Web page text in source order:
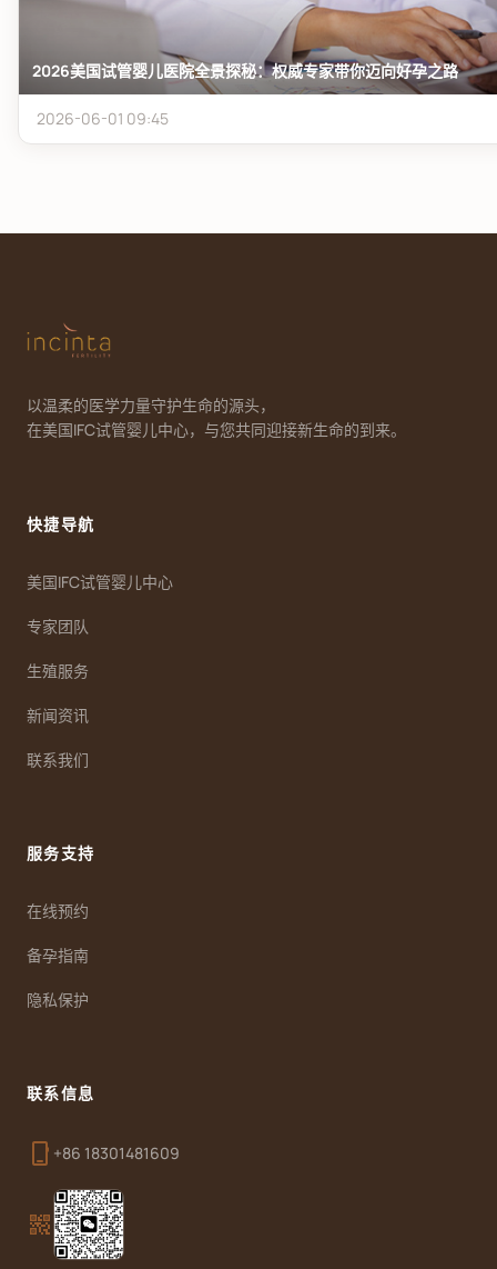
2026美国试管婴儿医院全景探秘：权威专家带你迈向好孕之路
2026-06-01 09:45
以温柔的医学力量守护生命的源头，
在美国IFC试管婴儿中心，与您共同迎接新生命的到来。
快捷导航
美国IFC试管婴儿中心
专家团队
生殖服务
新闻资讯
联系我们
服务支持
在线预约
备孕指南
隐私保护
联系信息
phone_iphone +86 18301481609
qr_code_2